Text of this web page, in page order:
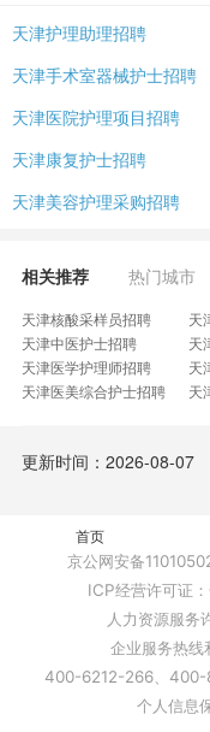
天津护理助理招聘
天津手术室器械护士招聘
天津医院护理项目招聘
天津康复护士招聘
天津美容护理采购招聘
相关推荐 热门城市
天津核酸采样员招聘 天
天津中医护士招聘
天
天津医学护理师招聘
天
天津医美综合护士招聘
天
天津儿科护士岗招聘
天
天津幼儿保健医生招聘
更新时间：2026-08-07
首页